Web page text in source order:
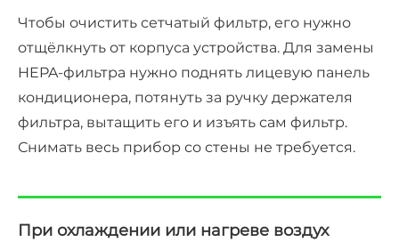
Чтобы очистить сетчатый фильтр, его нужно
отщёлкнуть от корпуса устройства. Для замены
HEPA-фильтра нужно поднять лицевую панель
кондиционера, потянуть за ручку держателя
фильтра, вытащить его и изъять сам фильтр.
Снимать весь прибор со стены не требуется.
При охлаждении или нагреве воздух